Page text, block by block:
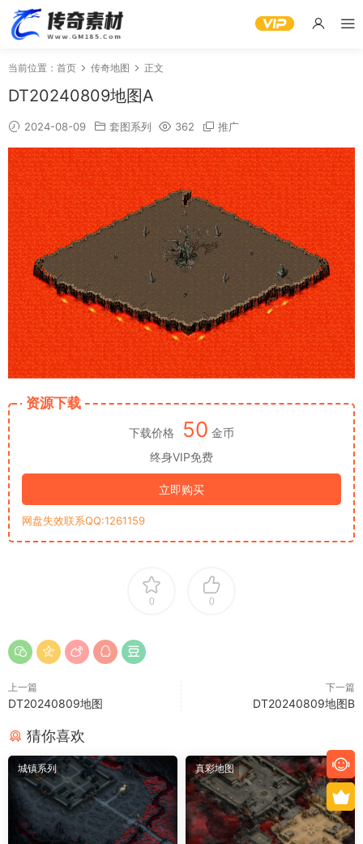
当前位置： 首页 传奇地图 正文
DT20240809地图A
2024-08-09 套图系列 362 推广
资源下载
下载价格 50 金币
终身VIP免费
立即购买
网盘失效联系QQ:1261159
0 0
上一篇
DT20240809地图
下一篇
DT20240809地图B
猜你喜欢
城镇系列 真彩地图